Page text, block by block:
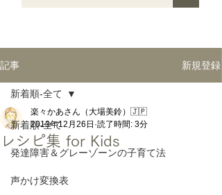
記事 新規登録
新着順-全て
発達障害＆グレーゾーンの子育て法
声かけ変換表
新着順-全て
レシピ集 for Kids
楽々かあさん（大場美鈴）🇯🇵
2013年12月26日 読了時間: 3分